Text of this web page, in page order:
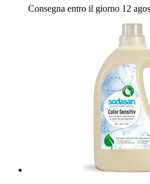
Consegna entro il giorno 12